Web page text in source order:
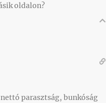
oldalon?
parasztság, bunkóság